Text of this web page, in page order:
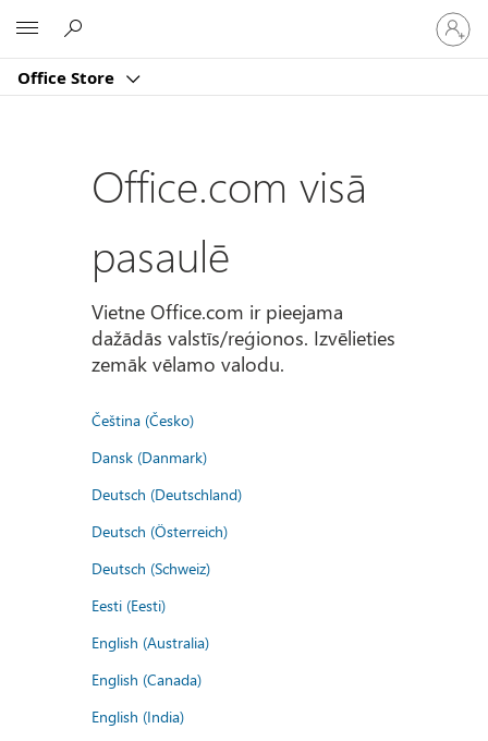
Office Store
savā
kontā
Office.com visā
pasaulē
Vietne Office.com ir pieejama
dažādās valstīs/reģionos. Izvēlieties
zemāk vēlamo valodu.
Čeština (Česko)
Dansk (Danmark)
Deutsch (Deutschland)
Deutsch (Österreich)
Deutsch (Schweiz)
Eesti (Eesti)
English (Australia)
English (Canada)
English (India)